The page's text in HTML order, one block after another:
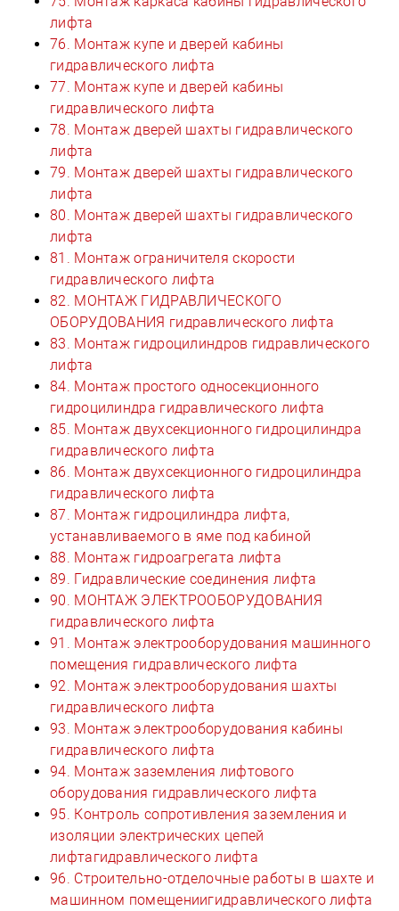
лифта
76. Монтаж купе и дверей кабины
гидравлического лифта
77. Монтаж купе и дверей кабины
гидравлического лифта
78. Монтаж дверей шахты гидравлического
лифта
79. Монтаж дверей шахты гидравлического
лифта
80. Монтаж дверей шахты гидравлического
лифта
81. Монтаж ограничителя скорости
гидравлического лифта
82. МОНТАЖ ГИДРАВЛИЧЕСКОГО
ОБОРУДОВАНИЯ гидравлического лифта
83. Монтаж гидроцилиндров гидравлического
лифта
84. Монтаж простого односекционного
гидроцилиндра гидравлического лифта
85. Монтаж двухсекционного гидроцилиндра
гидравлического лифта
86. Монтаж двухсекционного гидроцилиндра
гидравлического лифта
87. Монтаж гидроцилиндра лифта,
устанавливаемого в яме под кабиной
88. Монтаж гидроагрегата лифта
89. Гидравлические соединения лифта
90. МОНТАЖ ЭЛЕКТРООБОРУДОВАНИЯ
гидравлического лифта
91. Монтаж электрооборудования машинного
помещения гидравлического лифта
92. Монтаж электрооборудования шахты
гидравлического лифта
93. Монтаж электрооборудования кабины
гидравлического лифта
94. Монтаж заземления лифтового
оборудования гидравлического лифта
95. Контроль сопротивления заземления и
изоляции электрических цепей
лифтагидравлического лифта
96. Строительно-отделочные работы в шахте и
машинном помещениигидравлического лифта